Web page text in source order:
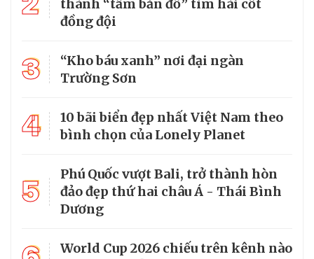
thành “tấm bản đồ” tìm hài cốt
đồng đội
3
“Kho báu xanh” nơi đại ngàn
Trường Sơn
4
10 bãi biển đẹp nhất Việt Nam theo
bình chọn của Lonely Planet
5
Phú Quốc vượt Bali, trở thành hòn
đảo đẹp thứ hai châu Á - Thái Bình
Dương
World Cup 2026 chiếu trên kênh nào